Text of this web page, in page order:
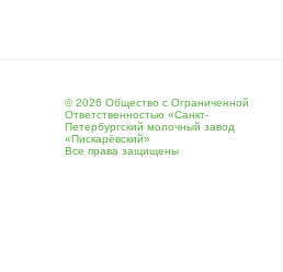
© 2026 Общество с Ограниченной
Ответственностью «Санкт-
Петербургский молочный завод
«Пискарёвский»
Все права защищены